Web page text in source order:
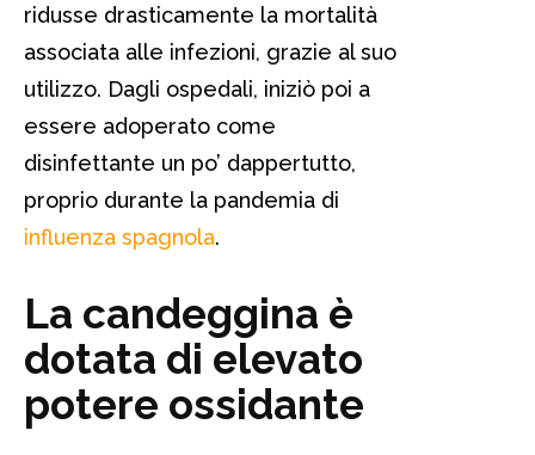
ridusse drasticamente la mortalità
associata alle infezioni, grazie al suo
utilizzo. Dagli ospedali, iniziò poi a
essere adoperato come
disinfettante un po’ dappertutto,
proprio durante la pandemia di
influenza spagnola.
La candeggina è
dotata di elevato
potere ossidante